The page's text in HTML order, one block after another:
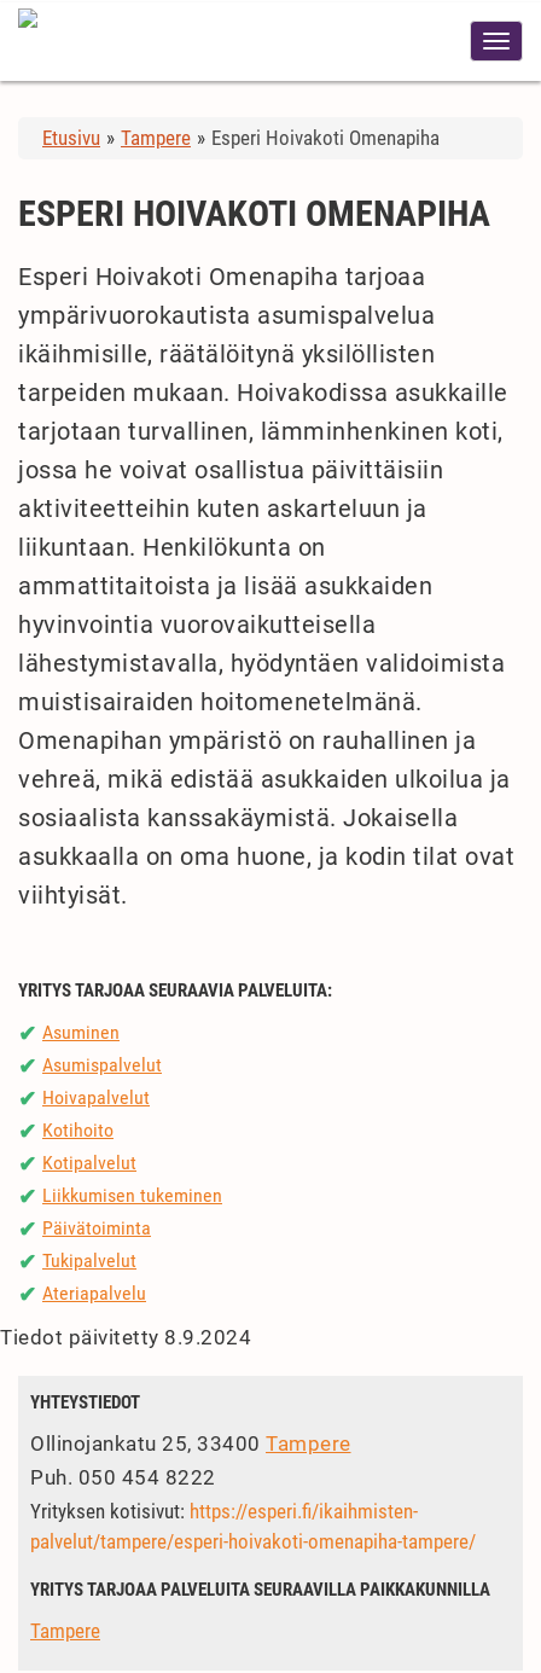
Etusivu » Tampere » Esperi Hoivakoti Omenapiha
ESPERI HOIVAKOTI OMENAPIHA
Esperi Hoivakoti Omenapiha tarjoaa
ympärivuorokautista asumispalvelua
ikäihmisille, räätälöitynä yksilöllisten
tarpeiden mukaan. Hoivakodissa asukkaille
tarjotaan turvallinen, lämminhenkinen koti,
jossa he voivat osallistua päivittäisiin
aktiviteetteihin kuten askarteluun ja
liikuntaan. Henkilökunta on
ammattitaitoista ja lisää asukkaiden
hyvinvointia vuorovaikutteisella
lähestymistavalla, hyödyntäen validoimista
muistisairaiden hoitomenetelmänä.
Omenapihan ympäristö on rauhallinen ja
vehreä, mikä edistää asukkaiden ulkoilua ja
sosiaalista kanssakäymistä. Jokaisella
asukkaalla on oma huone, ja kodin tilat ovat
viihtyisät.
YRITYS TARJOAA SEURAAVIA PALVELUITA:
✔ Asuminen
✔ Asumispalvelut
✔ Hoivapalvelut
✔ Kotihoito
✔ Kotipalvelut
✔ Liikkumisen tukeminen
✔ Päivätoiminta
✔ Tukipalvelut
✔ Ateriapalvelu
Tiedot päivitetty 8.9.2024
YHTEYSTIEDOT
Ollinojankatu 25, 33400 Tampere
Puh. 050 454 8222
Yrityksen kotisivut: https://esperi.fi/ikaihmisten-
palvelut/tampere/esperi-hoivakoti-omenapiha-tampere/
YRITYS TARJOAA PALVELUITA SEURAAVILLA PAIKKAKUNNILLA
Tampere